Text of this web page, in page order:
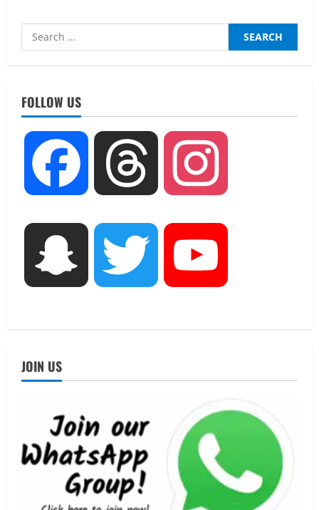
Search
for:
FOLLOW US
Facebook Threads
Snapchat Twitter
JOIN US
UTTARAKHAND NEWS
मिस उत्तराखंड 2026 के सब-कॉन्टेस्ट ‘मिस
ब्यूटीफुल आइज़’ एवं ‘मिस ब्यूटीफुल हेयर’ का
August 5, 2026
UTTARAKHAND NEWS
एमआईटी वर्ल्ड पीस यूनिवर्सिटी और जर्मनी के
बीएसबीआई के बीच समझौता; भारतीय छात्रों
शिष्टाचार भेंट पर्यटन और सांस्कृतिक
UTTARAKHAND NEWS
जिलाधिकारी/जिला निर्वाचन अधिकारी ने
सहसपुर विधानसभा क्षेत्र के पोलिंग बूथों का
निरीक्षण कर एसआईआर आपत्ति निस्तारण
शिविर की व्यवस्थाओं का लिया जायजा